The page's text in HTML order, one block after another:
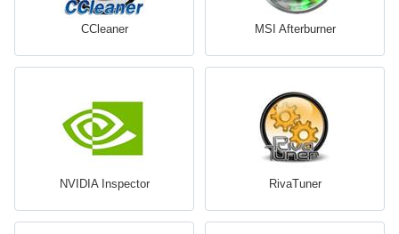
CCleaner MSI Afterburner
NVIDIA Inspector RivaTuner